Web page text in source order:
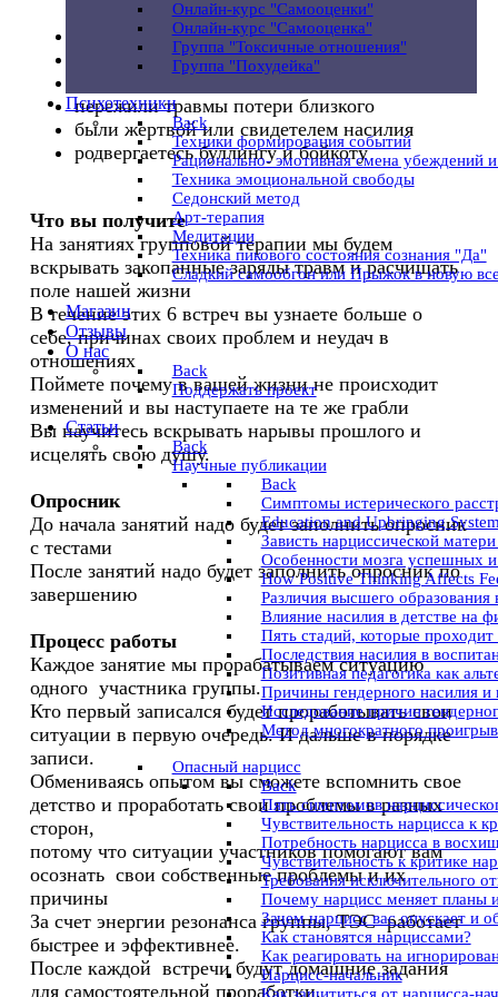
Онлайн-курс "Cамооценки"
Онлайн-курс "Cамооценка"
Группа "Токсичные отношения"
Группа "Похудейка"
Психотехники
Back
Техники формирования событий
Рационально- эмотивная смена убеждений
Техника эмоциональной свободы
Седонский метод
Арт-терапия
Медитации
Техника пикового состояния сознания "Да"
Сладкий самообгон или Прыжок в новую
Магазин
Отзывы
O нас
Back
Поддержать проект
Статьи
Back
Научные публикации
Back
Симптомы истерического
Education and Upbringing
Зависть нарциссической
Особенности мозга успешных
How Positive Thinking Affects
Различия высшего
Влияние насилия в детстве на
Пять стадий, которые
Последствия насилия в
Позитивная педагогика как
Причины гендерного насилия и
Исследование причин
Метод многократного
Опасный нарцисс
Back
Пять симптомов
Чувствительность нарцисса к
Потребность нарцисса в
Чувствительность к критике
Требования исключительного
Почему нарцисс меняет планы
Зачем нарцисс вас опускает и
Как становятся нарциссами?
Как реагировать на
Нарцисс-начальник
Как защититься от нарцисса-
нелюбимыми
все время встречаете абьюзеров
скучно с надежными партнерами
пережили травмы потери близкого
были жертвой или свидетелем насилия
родвергаетесь буллингу и бойкоту
Что вы получите
На занятиях групповой терапии мы будем
вскрывать закопанные заряды травм и расчищать
поле нашей жизни
В течение этих 6 встреч вы узнаете больше о
себе, причинах своих проблем и неудач в
отношениях
Поймете почему в вашей жизни не происходит
изменений и вы наступаете на те же грабли
Вы научитесь вскрывать нарывы прошлого и
исцелять свою душу.
Опросник
До начала занятий надо будет заполнить опросник
с тестами
После занятий надо будет заполнить опросник по
завершению
Процесс работы
Каждое занятие мы прорабатываем ситуацию
одного участника группы.
Кто первый записался будет проработывать свои
ситуации в первую очередь. И дальше в порядке
записи.
Обмениваясь опытом вы сможете вспомнить свое
детство и проработать свои проблемы в разных
сторон,
потому что ситуации участников помогают вам
осознать свои собственные проблемы и их
причины
За счет энергии резонанса группы, ТЭС работает
быстрее и эффективнее.
После каждой встречи будут домашние задания
для самостоятельной проработки.